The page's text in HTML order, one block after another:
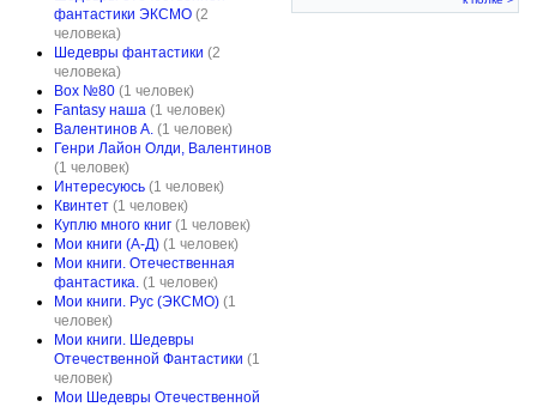
фантастики ЭКСМО (2
человека)
Шедевры фантастики (2
человека)
Box №80 (1 человек)
Fantasy наша (1 человек)
Валентинов А. (1 человек)
Генри Лайон Олди, Валентинов
(1 человек)
Интересуюсь (1 человек)
Квинтет (1 человек)
Куплю много книг (1 человек)
Мои книги (А-Д) (1 человек)
Мои книги. Отечественная
фантастика. (1 человек)
Мои книги. Рус (ЭКСМО) (1
человек)
Мои книги. Шедевры
Отечественной Фантастики (1
человек)
Мои Шедевры Отечественной